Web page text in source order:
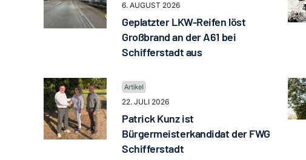
6. AUGUST 2026
Geplatzter LKW-Reifen löst
Großbrand an der A61 bei
Schifferstadt aus
22. JULI 2026
Patrick Kunz ist
Bürgermeisterkandidat der FWG
Schifferstadt